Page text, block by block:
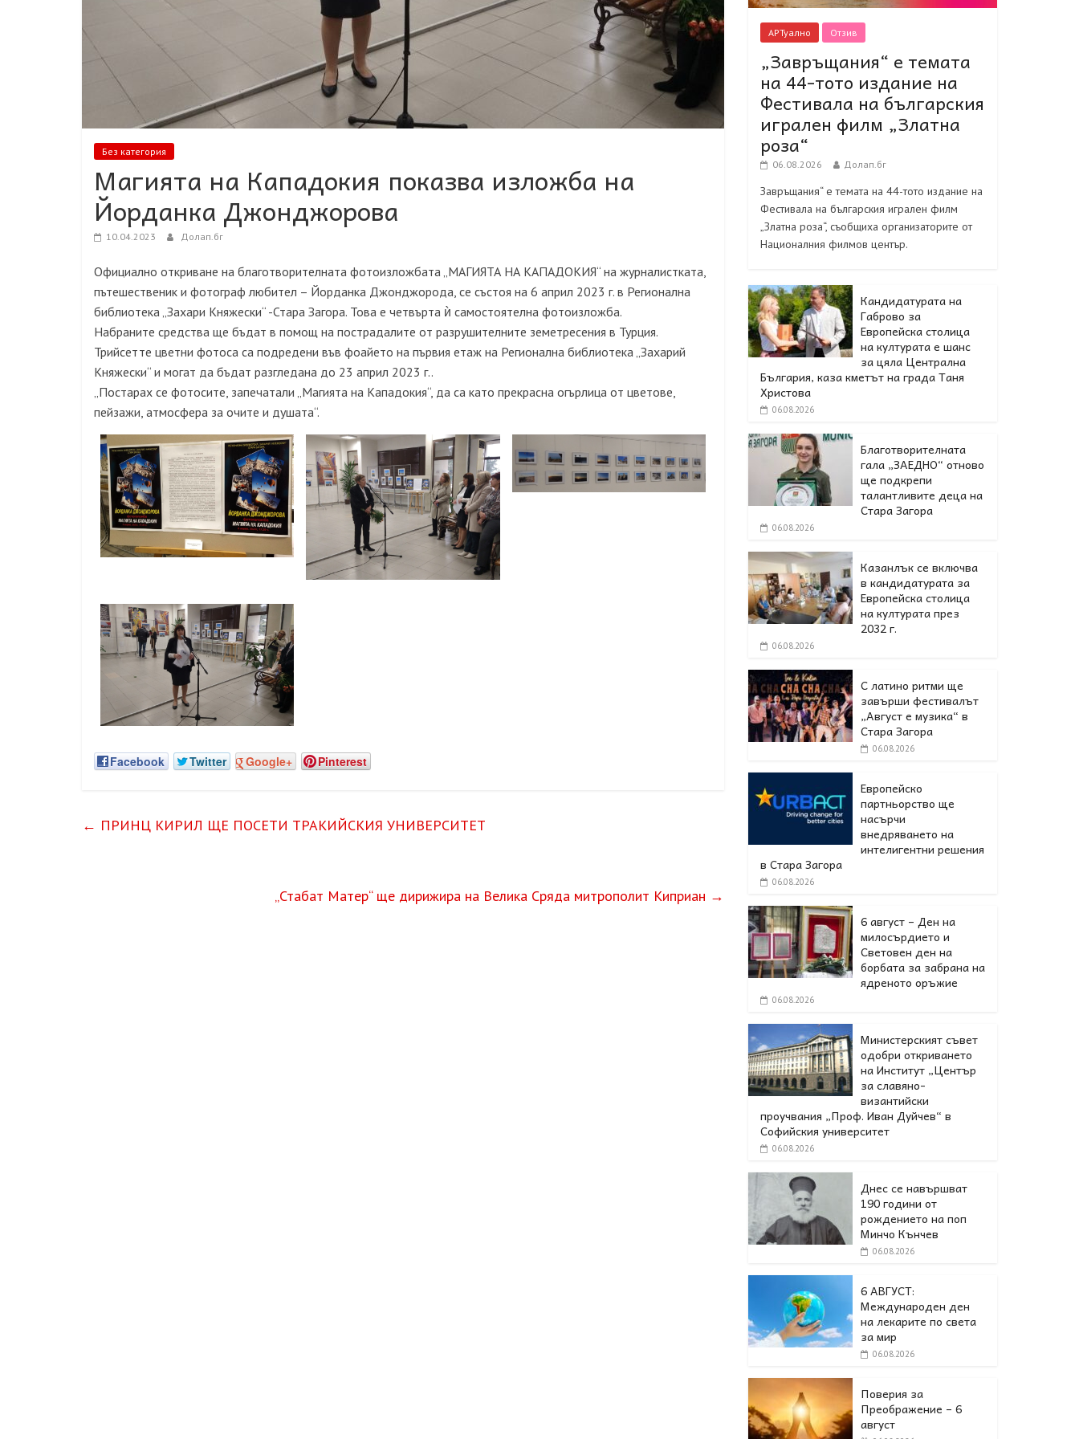
Без категория
Магията на Кападокия показва изложба на
Йорданка Джонджорова
10.04.2023 Долап.бг
Официално откриване на благотворителната фотоизложбата „МАГИЯТА НА КАПАДОКИЯ“ на журналистката,
пътешественик и фотограф любител – Йорданка Джонджорода, се състоя на 6 април 2023 г. в Регионална
библиотека „Захари Княжески“ -Стара Загора. Това е четвърта ѝ самостоятелна фотоизложба.
Набраните средства ще бъдат в помощ на пострадалите от разрушителните земетресения в Турция.
Трийсетте цветни фотоса са подредени във фоайето на първия етаж на Регионална библиотека „Захарий
Княжески“ и могат да бъдат разгледана до 23 април 2023 г..
„Постарах се фотосите, запечатали „Магията на Кападокия“, да са като прекрасна огърлица от цветове,
пейзажи, атмосфера за очите и душата“.
Facebook Twitter Google+ Pinterest
← ПРИНЦ КИРИЛ ЩЕ ПОСЕТИ ТРАКИЙСКИЯ УНИВЕРСИТЕТ
„Стабат Матер“ ще дирижира на Велика Сряда митрополит Киприан →
АРТуално Отзив
„Завръщания“ е темата
на 44-тото издание на
Фестивала на българския
игрален филм „Златна
роза“
06.08.2026 Долап.бг
Завръщания“ е темата на 44-тото издание на
Фестивала на българския игрален филм
„Златна роза“, съобщиха организаторите от
Националния филмов център.
Кандидатурата на
Габрово за
Европейска столица
на културата е шанс
за цяла Централна
България, каза кметът на града Таня
Христова
06.08.2026
Благотворителната
гала „ЗАЕДНО“ отново
ще подкрепи
талантливите деца на
Стара Загора
06.08.2026
Казанлък се включва
в кандидатурата за
Европейска столица
на културата през
2032 г.
06.08.2026
С латино ритми ще
завърши фестивалът
„Август е музика“ в
Стара Загора
06.08.2026
Европейско
партньорство ще
насърчи
внедряването на
интелигентни решения
в Стара Загора
06.08.2026
6 август – Ден на
милосърдието и
Световен ден на
борбата за забрана на
ядреното оръжие
06.08.2026
Министерският съвет
одобри откриването
на Институт „Център
за славяно-
византийски
проучвания „Проф. Иван Дуйчев“ в
Софийския университет
06.08.2026
Днес се навършват
190 години от
рождението на поп
Минчо Кънчев
06.08.2026
6 АВГУСТ:
Международен ден
на лекарите по света
за мир
06.08.2026
Поверия за
Преображение – 6
август